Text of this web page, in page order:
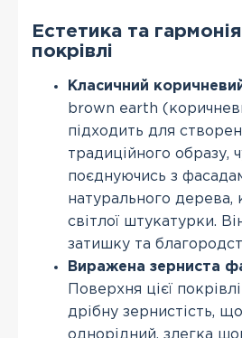
Естетика та
покрівлі
Класичний
brown earth
підходить для
традиційного образу,
поєднуючись з
натурального дерева,
світлої штукатурки.
затишку та
Виражена зерниста
Поверхня цієї
дрібну зернистість,
однорідний, злегка